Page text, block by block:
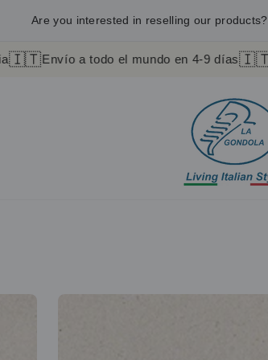
Are you interested in reselling our products?
Envío a todo el mundo en 4-9 días🇮🇹